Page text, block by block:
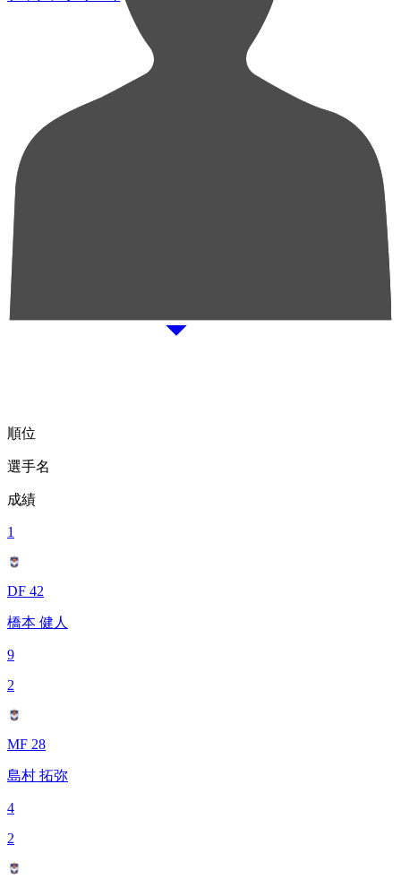
順位
選手名
成績
1
DF 42
橋本 健人
9
2
MF 28
島村 拓弥
4
2